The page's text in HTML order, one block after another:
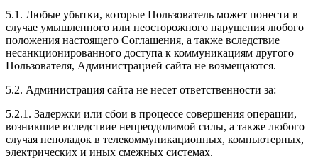
5.1. Любые убытки, которые Пользователь может понести в
случае умышленного или неосторожного нарушения любого
положения настоящего Соглашения, а также вследствие
несанкционированного доступа к коммуникациям другого
Пользователя, Администрацией сайта не возмещаются.
5.2. Администрация сайта не несет ответственности за:
5.2.1. Задержки или сбои в процессе совершения операции,
возникшие вследствие непреодолимой силы, а также любого
случая неполадок в телекоммуникационных, компьютерных,
электрических и иных смежных системах.